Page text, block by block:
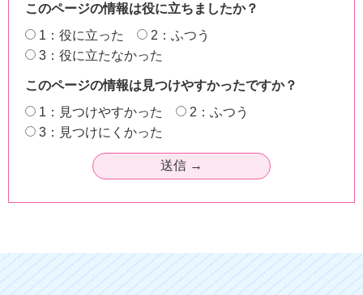
このページの情報は役に立ちましたか？
1：役に立った
2：ふつう
3：役に立たなかった
このページの情報は見つけやすかったですか？
1：見つけやすかった
2：ふつう
3：見つけにくかった